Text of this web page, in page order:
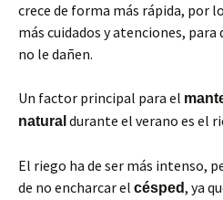
crece de forma más rápida, por
más cuidados y atenciones,
no le dañen.
Un factor principal para el
natural durante el verano es el
El riego ha de ser más intenso,
de no encharcar el césped, ya